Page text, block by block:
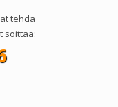
tehdä
soittaa: